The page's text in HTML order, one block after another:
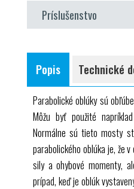
výpočet reakcií ložísk
vplyv zaťaženia na
rozložené
zavesená
2 vychyľovacie valčeky s
1 ložisko
1 sada inštruktážneho
oblúk pri zaťažení
deformácie oblúka pri
ložiskové reakcie klenby
Príslušenstvo
voliteľné
SE 110,30 Číselníkové
Popis Technické
Parabolické oblúky sú
Môžu byť použité
Normálne sú tieto mosty
parabolického oblúka je, že
sily a ohybové momenty,
prípad, keď je oblúk